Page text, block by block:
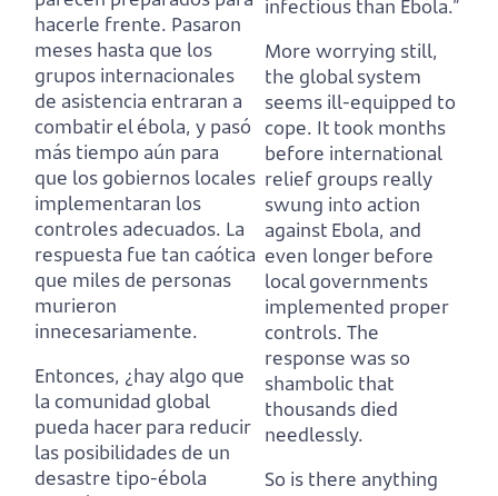
hacerle frente. Pasaron
meses hasta que los
grupos internacionales
de asistencia entraran a
combatir el ébola, y pasó
más tiempo aún para
que los gobiernos locales
implementaran los
controles adecuados. La
respuesta fue tan caótica
que miles de personas
murieron
innecesariamente.
Entonces, ¿hay algo que
la comunidad global
pueda hacer para reducir
las posibilidades de un
desastre tipo-ébola
infectious than Ebola.”
More worrying still,
the global system
seems ill-equipped to
cope. It took months
before international
relief groups really
swung into action
against Ebola, and
even longer before
local governments
implemented proper
controls. The
response was so
shambolic that
thousands died
needlessly.
So is there anything